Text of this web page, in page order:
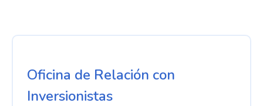
Oficina de Relación con
Inversionistas